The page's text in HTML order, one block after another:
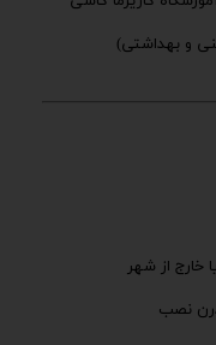
و بهداشتی)
خارج از شهر
نصب